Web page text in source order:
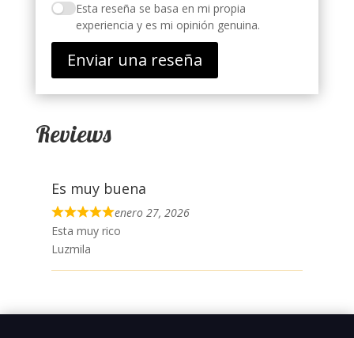
Esta reseña se basa en mi propia
experiencia y es mi opinión genuina.
Enviar una reseña
Reviews
Es muy buena
enero 27, 2026
Esta muy rico
Luzmila